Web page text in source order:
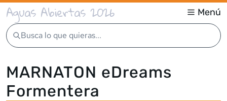
Aguas Abiertas 2026 Menú
Busca lo que quieras...
MARNATON eDreams
Formentera